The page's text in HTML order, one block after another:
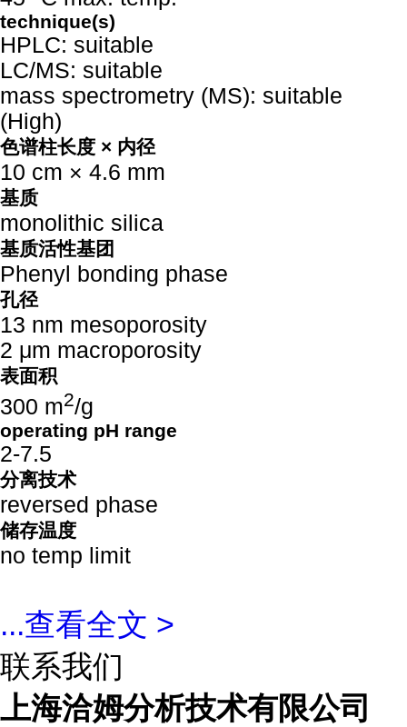
technique(s)
HPLC: suitable
LC/MS: suitable
mass spectrometry (MS): suitable
(High)
色谱柱长度 × 内径
10 cm × 4.6 mm
基质
monolithic silica
基质活性基团
Phenyl bonding phase
孔径
13 nm mesoporosity
2 μm macroporosity
表面积
300 m2/g
operating pH range
2-7.5
分离技术
reversed phase
储存温度
no temp limit
...查看全文 >
联系我们
上海洽姆分析技术有限公司